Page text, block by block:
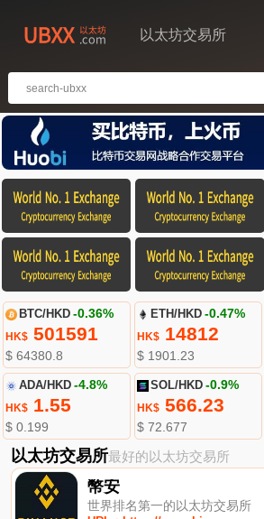
以太坊交易所
BTC/HKD -0.36%
HK$501591
$ 64380.8
ETH/HKD -0.47%
HK$ 14812
$ 1901.23
ADA/HKD -4.8%
HK$1.55
$ 0.199
SOL/HKD -0.9%
HK$ 566.23
$ 72.677
以太坊交易所最好的以太坊交易所
幣安
世界排名第一的以太坊交易所